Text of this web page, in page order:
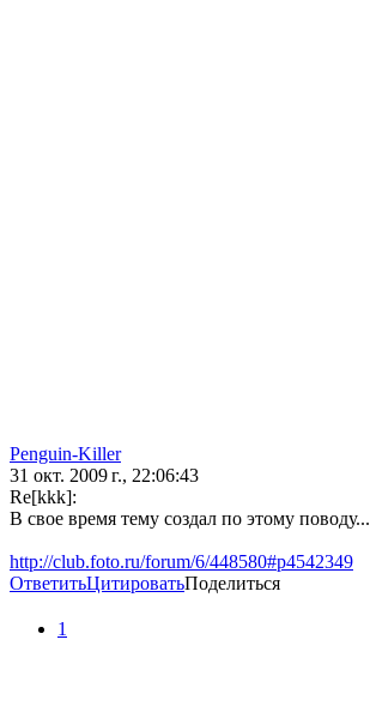
Penguin-Killer
31 окт. 2009 г., 22:06:43
Re[kkk]:
В свое время тему создал по этому поводу...
http://club.foto.ru/forum/6/448580#p4542349
ОтветитьЦитироватьПоделиться
1